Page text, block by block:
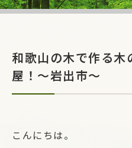
和歌山の木で作る木
屋！～岩出市～
こんにちは。